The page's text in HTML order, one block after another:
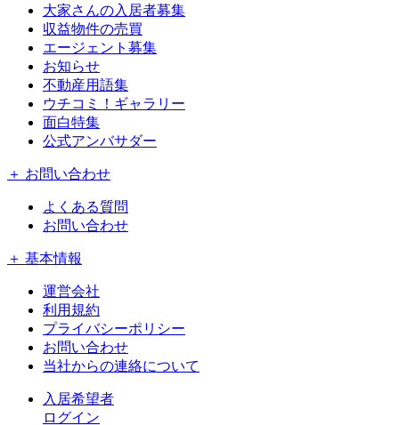
大家さんの入居者募集
収益物件の売買
エージェント募集
お知らせ
不動産用語集
ウチコミ！ギャラリー
面白特集
公式アンバサダー
＋ お問い合わせ
よくある質問
お問い合わせ
＋ 基本情報
運営会社
利用規約
プライバシーポリシー
お問い合わせ
当社からの連絡について
入居希望者
ログイン